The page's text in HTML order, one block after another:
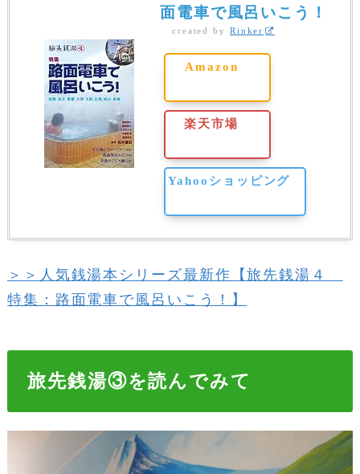
面電車で風呂いこう！
created by Rinker
Amazon
楽天市場
Yahooショッピング
＞＞人気銭湯本シリーズ最新作【旅先銭湯４
特集：路面電車で風呂いこう！】
旅先銭湯③を読んでみて